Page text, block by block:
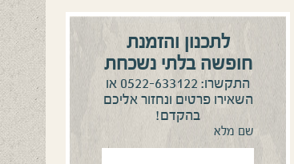
לתכנון והזמנת
חופשה בלתי נשכחת
התקשרו: 0522-633122 או
השאירו פרטים ונחזור אליכם
בהקדם!
שם מלא